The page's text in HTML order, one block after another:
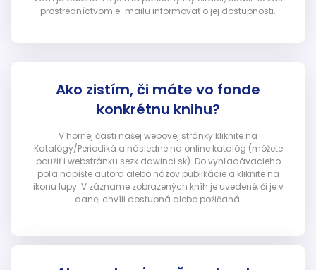
prostredníctvom e-mailu informovať o jej dostupnosti.
Ako zistím, či máte vo fonde
konkrétnu knihu?
V hornej časti našej webovej stránky kliknite na
Katalógy/Periodiká a následne na online katalóg (môžete
použiť i webstránku sezk.dawinci.sk). Do vyhľadávacieho
poľa napíšte autora alebo názov publikácie a kliknite na
ikonu lupy. V zázname zobrazených kníh je uvedené, či je v
danej chvíli dostupná alebo požičaná.